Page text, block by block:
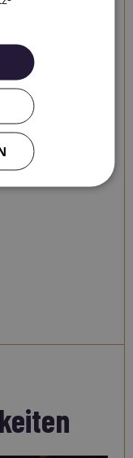
denn
stammen aus
bereits vor über
die Diktatur haben
die in
die zuletzt einen
La Plaza del
hat, in dem die
Stadtviertels